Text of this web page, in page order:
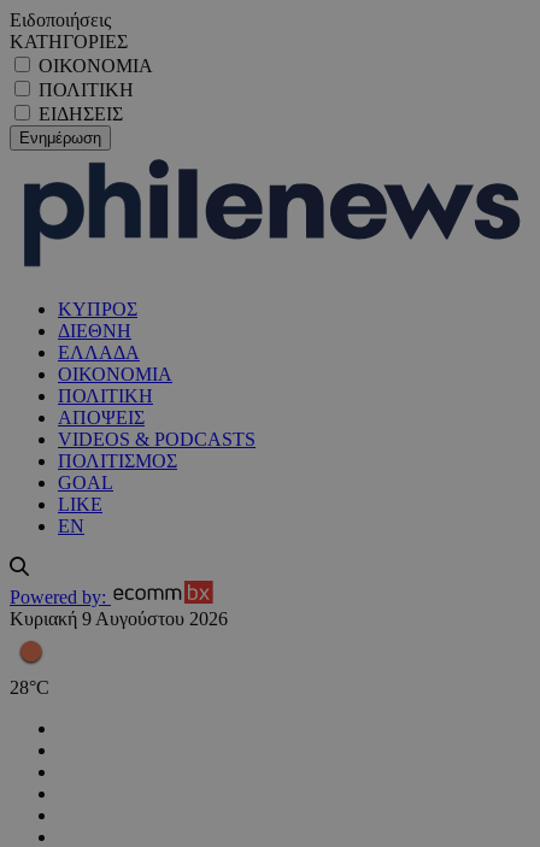
Ειδοποιήσεις
ΚΑΤΗΓΟΡΙΕΣ
ΟΙΚΟΝΟΜΙΑ
ΠΟΛΙΤΙΚΗ
ΕΙΔΗΣΕΙΣ
ΚΥΠΡΟΣ
ΔΙΕΘΝΗ
ΕΛΛΑΔΑ
ΟΙΚΟΝΟΜΙΑ
ΠΟΛΙΤΙΚΗ
ΑΠΟΨΕΙΣ
VIDEOS & PODCASTS
ΠΟΛΙΤΙΣΜΟΣ
GOAL
LIKE
EN
Powered by:
Κυριακή 9 Αυγούστου 2026
28°C